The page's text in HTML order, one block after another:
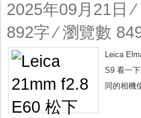
E60
松
下
S9
LUTS
2025年09月21日 ⁄
892字 ⁄ 瀏覽數
Leica
S9 看一
同的相機